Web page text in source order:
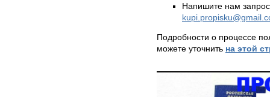
Напишите нам
Подробности о процессе
можете уточнить на этой